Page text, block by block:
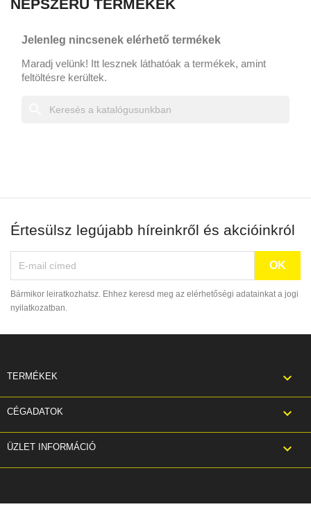
NÉPSZERŰ TERMÉKEK
Jelenleg nincsenek elérhető termékek
Maradj velünk! Itt lesznek láthatóak a termékek, amint
feltöltésre kerültek.
Értesülsz legújabb híreinkről és akcióinkról
Bármikor leiratkozhatsz. Ehhez keresd meg az elérhetőségi adatainkat a jogi
nyilatkozatban.
TERMÉKEK 
CÉGADATOK 
ÜZLET INFORMÁCIÓ keyboard_arrow_down